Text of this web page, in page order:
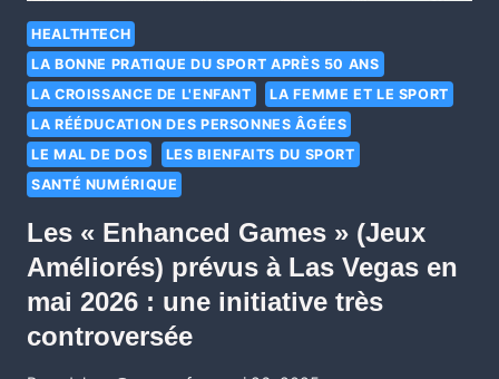
HEALTHTECH
LA BONNE PRATIQUE DU SPORT APRÈS 50 ANS
LA CROISSANCE DE L'ENFANT
LA FEMME ET LE SPORT
LA RÉÉDUCATION DES PERSONNES ÂGÉES
LE MAL DE DOS
LES BIENFAITS DU SPORT
SANTÉ NUMÉRIQUE
Les « Enhanced Games » (Jeux
Améliorés) prévus à Las Vegas en
mai 2026 : une initiative très
controversée